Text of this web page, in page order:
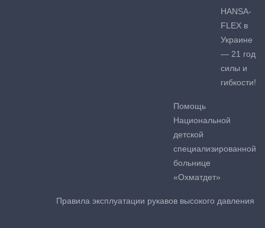
HANSA-
FLEX в
Украине
— 21 год
силы и
гибкости!
Помощь
Национальной
детской
специализированной
больнице
«Охматдет»
Правила эксплуатации рукавов высокого давления